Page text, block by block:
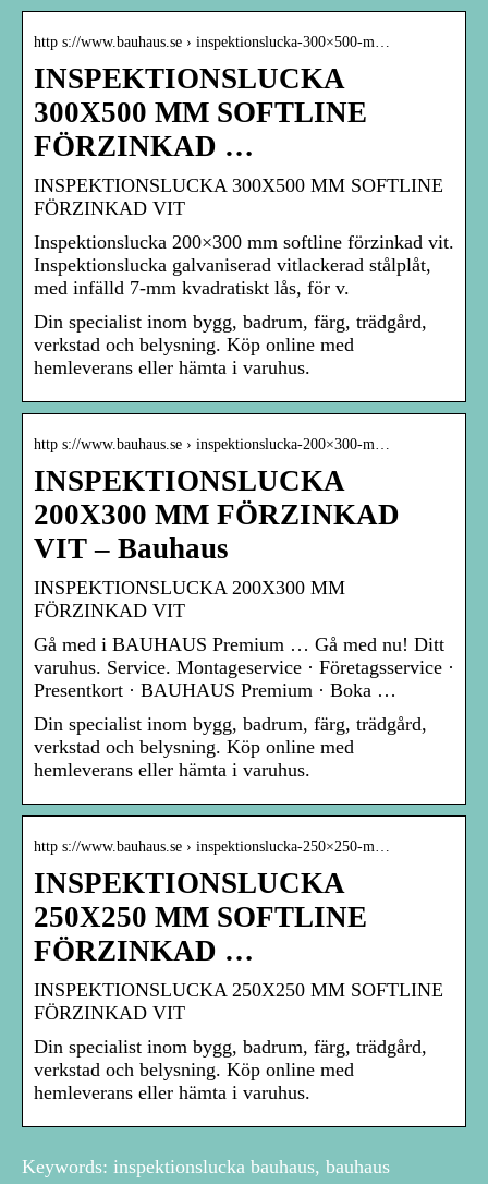
http s://www.bauhaus.se › inspektionslucka-300×500-m…
INSPEKTIONSLUCKA
300X500 MM SOFTLINE
FÖRZINKAD …
INSPEKTIONSLUCKA 300X500 MM SOFTLINE
FÖRZINKAD VIT
Inspektionslucka 200×300 mm softline förzinkad vit.
Inspektionslucka galvaniserad vitlackerad stålplåt,
med infälld 7-mm kvadratiskt lås, för v.
Din specialist inom bygg, badrum, färg, trädgård,
verkstad och belysning. Köp online med
hemleverans eller hämta i varuhus.
http s://www.bauhaus.se › inspektionslucka-200×300-m…
INSPEKTIONSLUCKA
200X300 MM FÖRZINKAD
VIT – Bauhaus
INSPEKTIONSLUCKA 200X300 MM
FÖRZINKAD VIT
Gå med i BAUHAUS Premium … Gå med nu! Ditt
varuhus. Service. Montageservice · Företagsservice ·
Presentkort · BAUHAUS Premium · Boka …
Din specialist inom bygg, badrum, färg, trädgård,
verkstad och belysning. Köp online med
hemleverans eller hämta i varuhus.
http s://www.bauhaus.se › inspektionslucka-250×250-m…
INSPEKTIONSLUCKA
250X250 MM SOFTLINE
FÖRZINKAD …
INSPEKTIONSLUCKA 250X250 MM SOFTLINE
FÖRZINKAD VIT
Din specialist inom bygg, badrum, färg, trädgård,
verkstad och belysning. Köp online med
hemleverans eller hämta i varuhus.
Keywords: inspektionslucka bauhaus, bauhaus